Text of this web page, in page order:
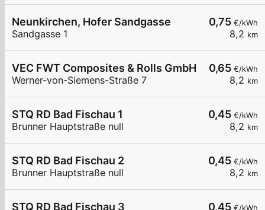
0,75 €/kWh
8,2 km
Neunkirchen, Hofer Sandgasse
Sandgasse 1
0,65 €/kWh
8,2 km
VEC FWT Composites & Rolls GmbH
Werner-von-Siemens-Straße 7
0,45 €/kWh
8,2 km
STQ RD Bad Fischau 1
Brunner Hauptstraße null
0,45 €/kWh
8,2 km
STQ RD Bad Fischau 2
Brunner Hauptstraße null
0,45 €/kWh
STQ RD Bad Fischau 3